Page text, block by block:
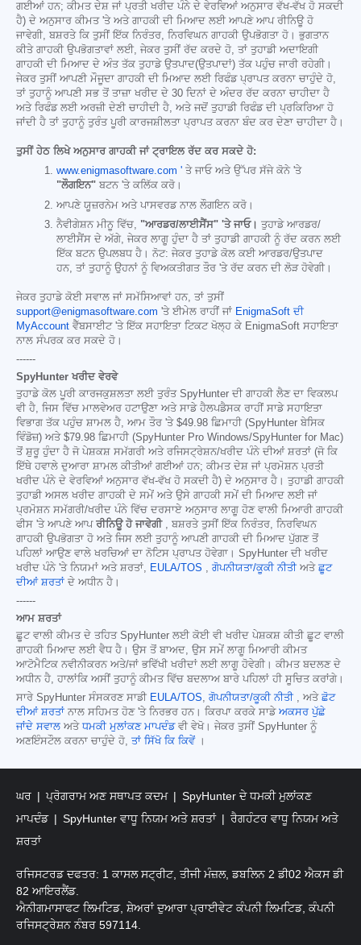
ਗਈਆਂ ਹਨ; ਕੀਮਤ ਦੇਸ਼ ਜਾਂ ਪ੍ਰਤੀ ਖਰੀਦ ਪੰਨੇ ਦੇ ਵੇਰਵਿਆਂ ਅਨੁਸਾਰ ਵੱਖ-ਵੱਖ ਹੋ ਸਕਦੀ
ਹੈ) ਦੇ ਅਨੁਸਾਰ ਕੀਮਤ 'ਤੇ ਅਤੇ ਗਾਹਕੀ ਦੀ ਮਿਆਦ ਲਈ ਆਪਣੇ ਆਪ ਰੀਨਿਊ ਹੋ
ਜਾਵੇਗੀ, ਬਸ਼ਰਤੇ ਕਿ ਤੁਸੀਂ ਇੱਕ ਨਿਰੰਤਰ, ਨਿਰਵਿਘਨ ਗਾਹਕੀ ਉਪਭੋਗਤਾ ਹੋ। ਭੁਗਤਾਨ
ਕੀਤੇ ਗਾਹਕੀ ਉਪਭੋਗਤਾਵਾਂ ਲਈ, ਜੇਕਰ ਤੁਸੀਂ ਰੱਦ ਕਰਦੇ ਹੋ, ਤਾਂ ਤੁਹਾਡੀ ਅਦਾਇਗੀ
ਗਾਹਕੀ ਦੀ ਮਿਆਦ ਦੇ ਅੰਤ ਤੱਕ ਤੁਹਾਡੇ ਉਤਪਾਦ(ਉਤਪਾਦਾਂ) ਤੱਕ ਪਹੁੰਚ ਜਾਰੀ ਰਹੇਗੀ।
ਜੇਕਰ ਤੁਸੀਂ ਆਪਣੀ ਮੌਜੂਦਾ ਗਾਹਕੀ ਦੀ ਮਿਆਦ ਲਈ ਰਿਫੰਡ ਪ੍ਰਾਪਤ ਕਰਨਾ ਚਾਹੁੰਦੇ ਹੋ,
ਤਾਂ ਤੁਹਾਨੂੰ ਆਪਣੀ ਸਭ ਤੋਂ ਤਾਜ਼ਾ ਖਰੀਦ ਦੇ 30 ਦਿਨਾਂ ਦੇ ਅੰਦਰ ਰੱਦ ਕਰਨਾ ਚਾਹੀਦਾ ਹੈ
ਅਤੇ ਰਿਫੰਡ ਲਈ ਅਰਜ਼ੀ ਦੇਣੀ ਚਾਹੀਦੀ ਹੈ, ਅਤੇ ਜਦੋਂ ਤੁਹਾਡੀ ਰਿਫੰਡ ਦੀ ਪ੍ਰਕਿਰਿਆ ਹੋ
ਜਾਂਦੀ ਹੈ ਤਾਂ ਤੁਹਾਨੂੰ ਤੁਰੰਤ ਪੂਰੀ ਕਾਰਜਸ਼ੀਲਤਾ ਪ੍ਰਾਪਤ ਕਰਨਾ ਬੰਦ ਕਰ ਦੇਣਾ ਚਾਹੀਦਾ ਹੈ।
ਤੁਸੀਂ ਹੇਠ ਲਿਖੇ ਅਨੁਸਾਰ ਗਾਹਕੀ ਜਾਂ ਟ੍ਰਾਇਲ ਰੱਦ ਕਰ ਸਕਦੇ ਹੋ:
www.enigmasoftware.com ' ਤੇ ਜਾਓ ਅਤੇ ਉੱਪਰ ਸੱਜੇ ਕੋਨੇ 'ਤੇ
"ਲੌਗਇਨ" ਬਟਨ 'ਤੇ ਕਲਿੱਕ ਕਰੋ।
ਆਪਣੇ ਯੂਜ਼ਰਨੇਮ ਅਤੇ ਪਾਸਵਰਡ ਨਾਲ ਲੌਗਇਨ ਕਰੋ।
ਨੈਵੀਗੇਸ਼ਨ ਮੀਨੂ ਵਿੱਚ, "ਆਰਡਰ/ਲਾਈਸੈਂਸ" 'ਤੇ ਜਾਓ। ਤੁਹਾਡੇ ਆਰਡਰ/
ਲਾਈਸੈਂਸ ਦੇ ਅੱਗੇ, ਜੇਕਰ ਲਾਗੂ ਹੁੰਦਾ ਹੈ ਤਾਂ ਤੁਹਾਡੀ ਗਾਹਕੀ ਨੂੰ ਰੱਦ ਕਰਨ ਲਈ
ਇੱਕ ਬਟਨ ਉਪਲਬਧ ਹੈ। ਨੋਟ: ਜੇਕਰ ਤੁਹਾਡੇ ਕੋਲ ਕਈ ਆਰਡਰ/ਉਤਪਾਦ
ਹਨ, ਤਾਂ ਤੁਹਾਨੂੰ ਉਹਨਾਂ ਨੂੰ ਵਿਅਕਤੀਗਤ ਤੌਰ 'ਤੇ ਰੱਦ ਕਰਨ ਦੀ ਲੋੜ ਹੋਵੇਗੀ।
ਜੇਕਰ ਤੁਹਾਡੇ ਕੋਈ ਸਵਾਲ ਜਾਂ ਸਮੱਸਿਆਵਾਂ ਹਨ, ਤਾਂ ਤੁਸੀਂ
support@enigmasoftware.com 'ਤੇ ਈਮੇਲ ਰਾਹੀਂ ਜਾਂ EnigmaSoft ਦੀ
MyAccount ਵੈੱਬਸਾਈਟ 'ਤੇ ਇੱਕ ਸਹਾਇਤਾ ਟਿਕਟ ਖੋਲ੍ਹ ਕੇ EnigmaSoft ਸਹਾਇਤਾ
ਨਾਲ ਸੰਪਰਕ ਕਰ ਸਕਦੇ ਹੋ।
------
SpyHunter ਖਰੀਦ ਵੇਰਵੇ
ਤੁਹਾਡੇ ਕੋਲ ਪੂਰੀ ਕਾਰਜਕੁਸ਼ਲਤਾ ਲਈ ਤੁਰੰਤ SpyHunter ਦੀ ਗਾਹਕੀ ਲੈਣ ਦਾ ਵਿਕਲਪ
ਵੀ ਹੈ, ਜਿਸ ਵਿੱਚ ਮਾਲਵੇਅਰ ਹਟਾਉਣਾ ਅਤੇ ਸਾਡੇ ਹੈਲਪਡੈਸਕ ਰਾਹੀਂ ਸਾਡੇ ਸਹਾਇਤਾ
ਵਿਭਾਗ ਤੱਕ ਪਹੁੰਚ ਸ਼ਾਮਲ ਹੈ, ਆਮ ਤੌਰ 'ਤੇ $49.98 ਛਿਮਾਹੀ (SpyHunter ਬੇਸਿਕ
ਵਿੰਡੋਜ਼) ਅਤੇ $79.98 ਛਿਮਾਹੀ (SpyHunter Pro Windows/SpyHunter for Mac)
ਤੋਂ ਸ਼ੁਰੂ ਹੁੰਦਾ ਹੈ ਜੋ ਪੇਸ਼ਕਸ਼ ਸਮੱਗਰੀ ਅਤੇ ਰਜਿਸਟ੍ਰੇਸ਼ਨ/ਖਰੀਦ ਪੰਨੇ ਦੀਆਂ ਸ਼ਰਤਾਂ (ਜੋ ਕਿ
ਇੱਥੇ ਹਵਾਲੇ ਦੁਆਰਾ ਸ਼ਾਮਲ ਕੀਤੀਆਂ ਗਈਆਂ ਹਨ; ਕੀਮਤ ਦੇਸ਼ ਜਾਂ ਪ੍ਰਮੋਸ਼ਨ ਪ੍ਰਤੀ
ਖਰੀਦ ਪੰਨੇ ਦੇ ਵੇਰਵਿਆਂ ਅਨੁਸਾਰ ਵੱਖ-ਵੱਖ ਹੋ ਸਕਦੀ ਹੈ) ਦੇ ਅਨੁਸਾਰ ਹੈ। ਤੁਹਾਡੀ ਗਾਹਕੀ
ਤੁਹਾਡੀ ਅਸਲ ਖਰੀਦ ਗਾਹਕੀ ਦੇ ਸਮੇਂ ਅਤੇ ਉਸੇ ਗਾਹਕੀ ਸਮੇਂ ਦੀ ਮਿਆਦ ਲਈ ਜਾਂ
ਪ੍ਰਮੋਸ਼ਨ ਸਮੱਗਰੀ/ਖਰੀਦ ਪੰਨੇ ਵਿੱਚ ਦਰਸਾਏ ਅਨੁਸਾਰ ਲਾਗੂ ਹੋਣ ਵਾਲੀ ਮਿਆਰੀ ਗਾਹਕੀ
ਫੀਸ 'ਤੇ ਆਪਣੇ ਆਪ ਰੀਨਿਊ ਹੋ ਜਾਵੇਗੀ, ਬਸ਼ਰਤੇ ਤੁਸੀਂ ਇੱਕ ਨਿਰੰਤਰ, ਨਿਰਵਿਘਨ
ਗਾਹਕੀ ਉਪਭੋਗਤਾ ਹੋ ਅਤੇ ਜਿਸ ਲਈ ਤੁਹਾਨੂੰ ਆਪਣੀ ਗਾਹਕੀ ਦੀ ਮਿਆਦ ਪੁੱਗਣ ਤੋਂ
ਪਹਿਲਾਂ ਆਉਣ ਵਾਲੇ ਖਰਚਿਆਂ ਦਾ ਨੋਟਿਸ ਪ੍ਰਾਪਤ ਹੋਵੇਗਾ। SpyHunter ਦੀ ਖਰੀਦ
ਖਰੀਦ ਪੰਨੇ 'ਤੇ ਨਿਯਮਾਂ ਅਤੇ ਸ਼ਰਤਾਂ, EULA/TOS , ਗੋਪਨੀਯਤਾ/ਕੂਕੀ ਨੀਤੀ ਅਤੇ ਛੂਟ
ਦੀਆਂ ਸ਼ਰਤਾਂ ਦੇ ਅਧੀਨ ਹੈ।
------
ਆਮ ਸ਼ਰਤਾਂ
ਛੂਟ ਵਾਲੀ ਕੀਮਤ ਦੇ ਤਹਿਤ SpyHunter ਲਈ ਕੋਈ ਵੀ ਖਰੀਦ ਪੇਸ਼ਕਸ਼ ਕੀਤੀ ਛੂਟ ਵਾਲੀ
ਗਾਹਕੀ ਮਿਆਦ ਲਈ ਵੈਧ ਹੈ। ਉਸ ਤੋਂ ਬਾਅਦ, ਉਸ ਸਮੇਂ ਲਾਗੂ ਮਿਆਰੀ ਕੀਮਤ
ਆਟੋਮੈਟਿਕ ਨਵੀਨੀਕਰਨ ਅਤੇ/ਜਾਂ ਭਵਿੱਖੀ ਖਰੀਦਾਂ ਲਈ ਲਾਗੂ ਹੋਵੇਗੀ। ਕੀਮਤ ਬਦਲਣ ਦੇ
ਅਧੀਨ ਹੈ, ਹਾਲਾਂਕਿ ਅਸੀਂ ਤੁਹਾਨੂੰ ਕੀਮਤ ਵਿੱਚ ਬਦਲਾਅ ਬਾਰੇ ਪਹਿਲਾਂ ਹੀ ਸੂਚਿਤ ਕਰਾਂਗੇ।
ਸਾਰੇ SpyHunter ਸੰਸਕਰਣ ਸਾਡੀ EULA/TOS, ਗੋਪਨੀਯਤਾ/ਕੂਕੀ ਨੀਤੀ , ਅਤੇ ਛੋਟ
ਦੀਆਂ ਸ਼ਰਤਾਂ ਨਾਲ ਸਹਿਮਤ ਹੋਣ 'ਤੇ ਨਿਰਭਰ ਹਨ। ਕਿਰਪਾ ਕਰਕੇ ਸਾਡੇ ਅਕਸਰ ਪੁੱਛੇ
ਜਾਂਦੇ ਸਵਾਲ ਅਤੇ ਧਮਕੀ ਮੁਲਾਂਕਣ ਮਾਪਦੰਡਵੀ ਵੇਖੋ। ਜੇਕਰ ਤੁਸੀਂ SpyHunter ਨੂੰ
ਅਣਇੰਸਟੌਲ ਕਰਨਾ ਚਾਹੁੰਦੇ ਹੋ, ਤਾਂ ਸਿੱਖੋ ਕਿ ਕਿਵੇਂ।
ਘਰ ਪ੍ਰੋਗਰਾਮ ਅਣ ਸਥਾਪਤ ਕਦਮ
SpyHunter ਦੇ ਧਮਕੀ ਮੁਲਾਂਕਣ
ਮਾਪਦੰਡ
SpyHunter ਵਾਧੂ ਨਿਯਮ ਅਤੇ ਸ਼ਰਤਾਂ
ਰੈਗਹੰਟਰ ਵਾਧੂ ਨਿਯਮ ਅਤੇ
ਸ਼ਰਤਾਂ
ਰਜਿਸਟਰਡ ਦਫਤਰ: 1 ਕਾਸਲ ਸਟ੍ਰੀਟ, ਤੀਜੀ ਮੰਜ਼ਲ, ਡਬਲਿਨ 2 ਡੀ02 ਐਕਸ ਡੀ
82 ਆਇਰਲੈਂਡ.
ਐਨੀਗਮਾਸਾਫਟ ਲਿਮਟਿਡ, ਸ਼ੇਅਰਾਂ ਦੁਆਰਾ ਪ੍ਰਾਈਵੇਟ ਕੰਪਨੀ ਲਿਮਟਿਡ, ਕੰਪਨੀ
ਰਜਿਸਟ੍ਰੇਸ਼ਨ ਨੰਬਰ 597114.